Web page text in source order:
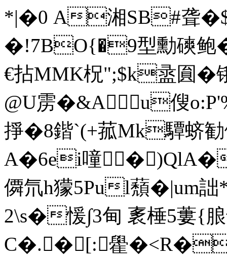
*|�0 Α湘SΒ#聋�$
�!7BO{�9型勳磢鲍
€拈MMK柷";$k盝 圎�
@U雳�&Au傁
掙�8鍇`(+菰Mk驔
A�6ei噇�)QlA�
僲氘h獴5Pul蘈�|um
2\s�愋∫3甸 袲棰5蔞{
C�.� [:雤�<R�